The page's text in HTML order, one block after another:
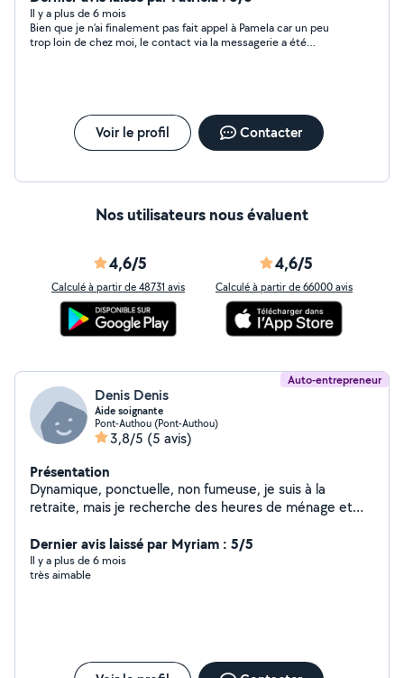
Il y a plus de 6 mois
Bien que je n’ai finalement pas fait appel à Pamela car un peu
trop loin de chez moi, le contact via la messagerie a été
Voir le profil Contacter
Nos utilisateurs nous évaluent
4,6/5
Calculé à partir de 48731 avis
4,6/5
Calculé à partir de 66000 avis
Auto-entrepreneur
Denis Denis
Aide soignante
Pont-Authou (Pont-Authou)
3,8/5 (5 avis)
Présentation
Dynamique, ponctuelle, non fumeuse, je suis à la
retraite, mais je recherche des heures de ménage et
à mon domicile, je vous le rends 2jours après Ancienne
gouvernante en hôtellerie, et aide soignante, toujours
prête à porter mon aide Retraitée depuis deux ans
déplacements, médecin, coiffeur,ect...
Dernier avis laissé par Myriam : 5/5
Il y a plus de 6 mois
très aimable